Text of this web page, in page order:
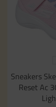
Sneakers
Reset Ac